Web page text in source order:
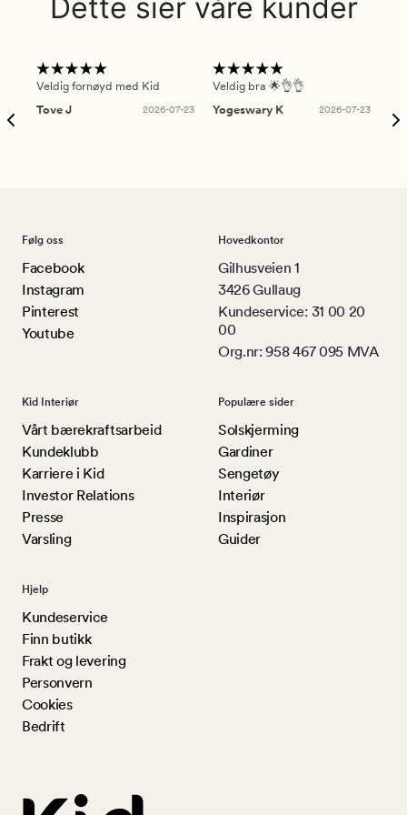
Dette sier våre kunder
Veldig fornøyd med Kid
Tove J
2026-07-23
Veldig bra 🌟👌👌
Yogeswary K
2026-07-23
Følg oss
Facebook
Instagram
Pinterest
Youtube
Hovedkontor
Gilhusveien 1
3426 Gullaug
Kundeservice: 31 00 20
00
Org.nr: 958 467 095 MVA
Kid Interiør
Vårt bærekraftsarbeid
Kundeklubb
Karriere i Kid
Investor Relations
Presse
Varsling
Populære sider
Solskjerming
Gardiner
Sengetøy
Interiør
Inspirasjon
Guider
Hjelp
Kundeservice
Finn butikk
Frakt og levering
Personvern
Cookies
Bedrift